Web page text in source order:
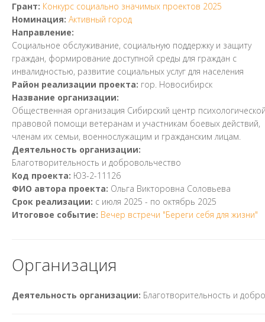
Грант: Конкурс социально значимых проектов 2025
Номинация: Активный город
Направление:
Социальное обслуживание, социальную поддержку и защиту
граждан, формирование доступной среды для граждан с
инвалидностью, развитие социальных услуг для населения
Район реализации проекта: гор. Новосибирск
Название организации:
Общественная организация Сибирский центр
правовой помощи ветеранам и участникам боевых действий,
членам их семьи, военнослужащим и гражданским лицам.
Деятельность организации:
Благотворительность и добровольчество
Код проекта: Ю3-2-11126
ФИО автора проекта: Ольга Викторовна Соловьева
Срок реализации: с июля 2025 - по октябрь 2025
Итоговое событие: Вечер встречи "Береги себя для жизни"
Организация
Деятельность организации: Благотворительность и